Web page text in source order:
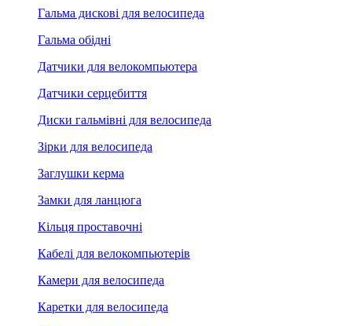
Гальма дискові для велосипеда
Гальма обідні
Датчики для велокомпьютера
Датчики серцебиття
Диски гальмівні для велосипеда
Зірки для велосипеда
Заглушки керма
Замки для ланцюга
Кільця проставочні
Кабелі для велокомпьютерів
Камери для велосипеда
Каретки для велосипеда